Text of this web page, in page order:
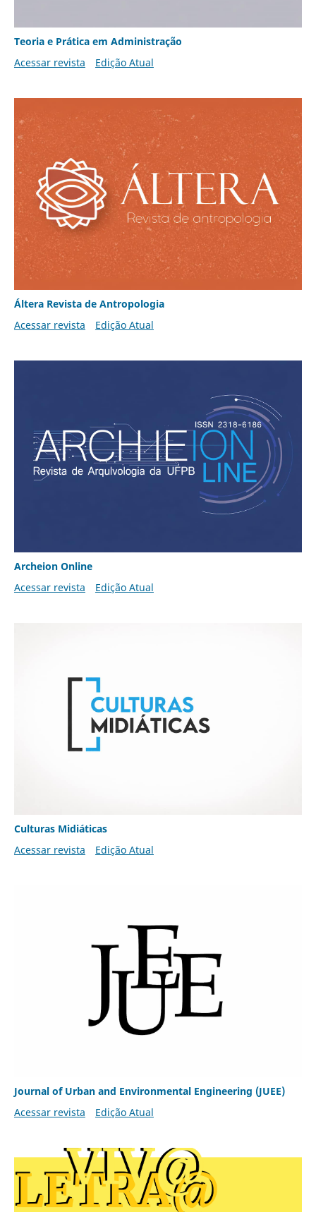
Teoria e Prática em Administração
Acessar revista
Edição Atual
Áltera Revista de Antropologia
Acessar revista
Edição Atual
Archeion Online
Acessar revista
Edição Atual
Culturas Midiáticas
Acessar revista
Edição Atual
Journal of Urban and Environmental Engineering (JUEE)
Acessar revista
Edição Atual